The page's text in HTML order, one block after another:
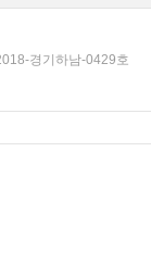
경기하남-0429호